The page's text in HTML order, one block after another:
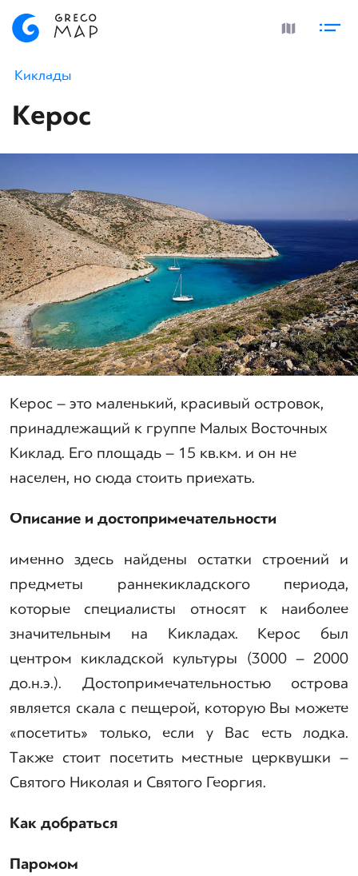
Киклады
Керос
Керос – это маленький, красивый островок,
принадлежащий к группе Малых Восточных
Киклад. Его площадь – 15 кв.км. и он не
населен, но сюда стоить приехать.
Описание и достопримечательности
именно здесь найдены остатки строений и
предметы раннекикладского периода,
которые специалисты относят к наиболее
значительным на Кикладах. Керос был
центром кикладской культуры (3000 – 2000
до.н.э.). Достопримечательностью острова
является скала с пещерой, которую Вы можете
«посетить» только, если у Вас есть лодка.
Также стоит посетить местные церквушки –
Святого Николая и Святого Георгия.
Как добраться
Паромом